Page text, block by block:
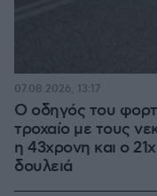
Ο οδηγός του
τροχαίο με τους
η 43χρονη και ο
δουλειά
07.08.2026, 13:17